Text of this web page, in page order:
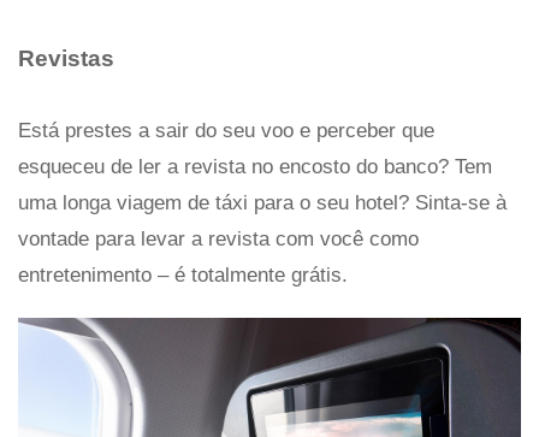
Revistas
Está prestes a sair do seu voo e perceber que
esqueceu de ler a revista no encosto do banco? Tem
uma longa viagem de táxi para o seu hotel? Sinta-se à
vontade para levar a revista com você como
entretenimento – é totalmente grátis.